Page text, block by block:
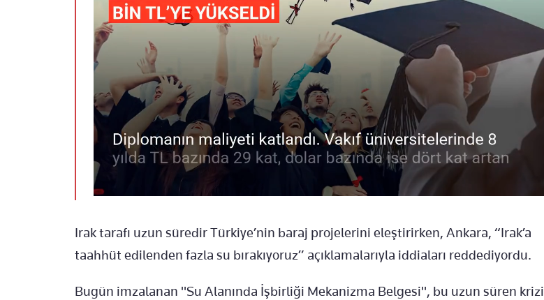
Irak tarafı uzun süredir Türkiye’nin baraj projelerini eleştirirken, Ankara, “Irak’a
taahhüt edilenden fazla su bırakıyoruz” açıklamalarıyla iddiaları reddediyordu.
Bugün imzalanan "Su Alanında İşbirliği Mekanizma Belgesi", bu uzun süren krizi